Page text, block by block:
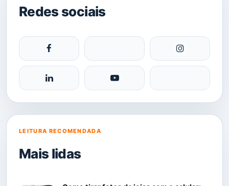
Redes sociais
LEITURA RECOMENDADA
Mais lidas